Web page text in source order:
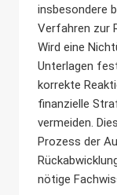
insbesondere
Verfahren zur
Wird eine
Unterlagen
korrekte
finanzielle
vermeiden.
Prozess der
nötige